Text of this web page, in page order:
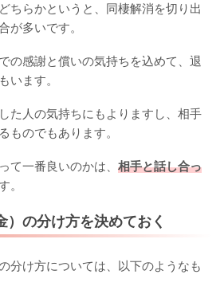
ちらかというと、同棲解消を切り出
が多いです。
の感謝と償いの気持ちを込めて、退
います。
た人の気持ちにもよりますし、相手
ものでもあります。
て一番良いのかは、 相手と話し合っ
。
）の分け方を決めておく
分け方については、以下のようなも